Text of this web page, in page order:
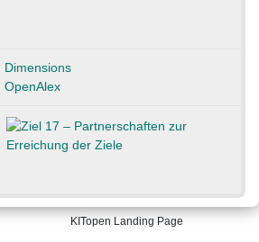
Dimensions
OpenAlex
KITopen Landing Page